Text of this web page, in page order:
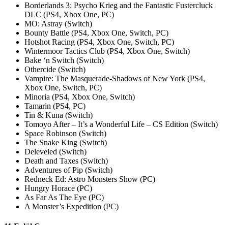
Borderlands 3: Psycho Krieg and the Fantastic Fustercluck
DLC (PS4, Xbox One, PC)
MO: Astray (Switch)
Bounty Battle (PS4, Xbox One, Switch, PC)
Hotshot Racing (PS4, Xbox One, Switch, PC)
Wintermoor Tactics Club (PS4, Xbox One, Switch)
Bake ‘n Switch (Switch)
Othercide (Switch)
Vampire: The Masquerade-Shadows of New York (PS4,
Xbox One, Switch, PC)
Minoria (PS4, Xbox One, Switch)
Tamarin (PS4, PC)
Tin & Kuna (Switch)
Tomoyo After – It’s a Wonderful Life – CS Edition (Switch)
Space Robinson (Switch)
The Snake King (Switch)
Deleveled (Switch)
Death and Taxes (Switch)
Adventures of Pip (Switch)
Redneck Ed: Astro Monsters Show (PC)
Hungry Horace (PC)
As Far As The Eye (PC)
A Monster’s Expedition (PC)